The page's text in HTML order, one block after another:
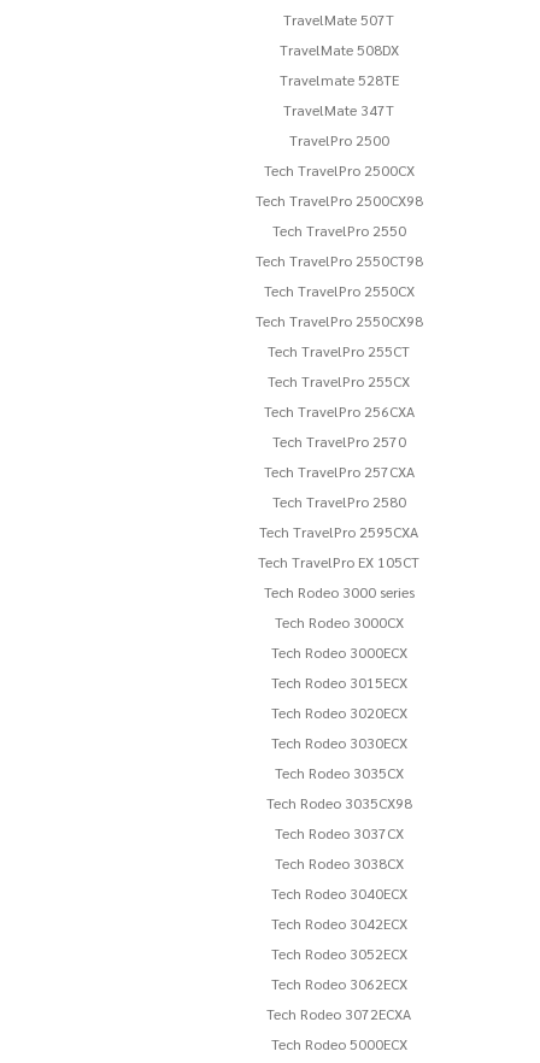
TravelMate 507T
TravelMate 508DX
Travelmate 528TE
TravelMate 347T
TravelPro 2500
Tech TravelPro 2500CX
Tech TravelPro 2500CX98
Tech TravelPro 2550
Tech TravelPro 2550CT98
Tech TravelPro 2550CX
Tech TravelPro 2550CX98
Tech TravelPro 255CT
Tech TravelPro 255CX
Tech TravelPro 256CXA
Tech TravelPro 2570
Tech TravelPro 257CXA
Tech TravelPro 2580
Tech TravelPro 2595CXA
Tech TravelPro EX 105CT
Tech Rodeo 3000 series
Tech Rodeo 3000CX
Tech Rodeo 3000ECX
Tech Rodeo 3015ECX
Tech Rodeo 3020ECX
Tech Rodeo 3030ECX
Tech Rodeo 3035CX
Tech Rodeo 3035CX98
Tech Rodeo 3037CX
Tech Rodeo 3038CX
Tech Rodeo 3040ECX
Tech Rodeo 3042ECX
Tech Rodeo 3052ECX
Tech Rodeo 3062ECX
Tech Rodeo 3072ECXA
Tech Rodeo 5000ECX